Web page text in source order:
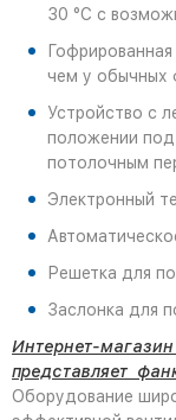
30 °С с
чем у обычных
Устройство с
положении
потолочным
Электронный
Решетка для
Заслонка для
Интернет-
представляет
Оборудование